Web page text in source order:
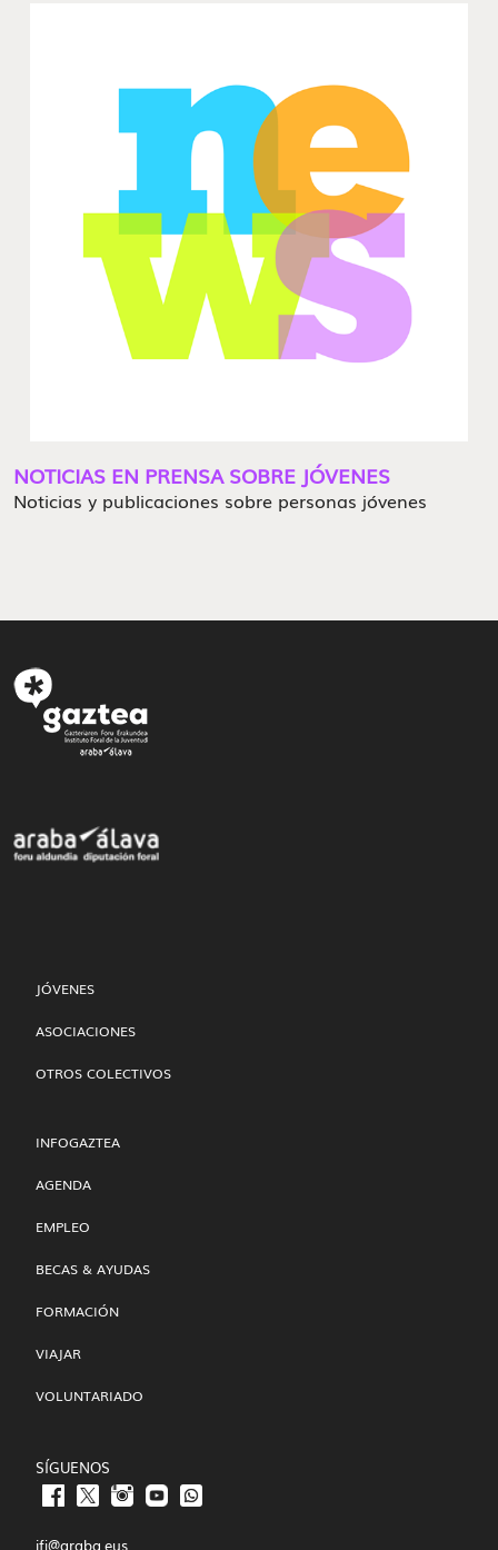
NOTICIAS EN PRENSA SOBRE JÓVENES
Noticias y publicaciones sobre personas jóvenes
JÓVENES
ASOCIACIONES
OTROS COLECTIVOS
INFOGAZTEA
AGENDA
EMPLEO
BECAS & AYUDAS
FORMACIÓN
VIAJAR
VOLUNTARIADO
SÍGUENOS
ifj@araba.eus